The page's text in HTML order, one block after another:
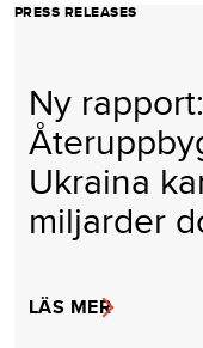
PRESS RELEASES
Ny rapport:
Ukraina
miljarder
LÄS MER